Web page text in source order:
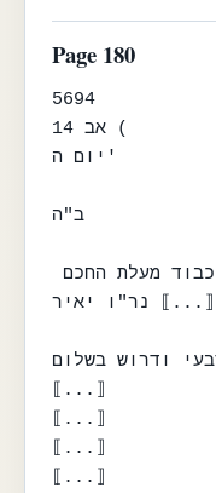
Page 180
5694
14 אב (
יום ה'
ב"ה
⟦...⟧ נר"ו יאיר
ודרוש בשלום
⟦...⟧
⟦...⟧
⟦...⟧
⟦...⟧